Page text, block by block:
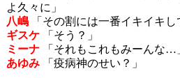
よ久々に」
八嶋「その割には一番イキイキし
ギスケ「そう？」
ミーナ「それもこれもみーんな…
あゆみ「疫病神のせい？」